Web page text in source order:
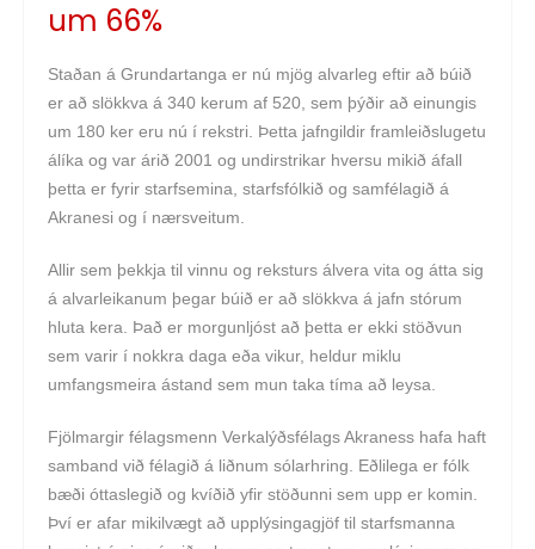
um 66%
Staðan á Grundartanga er nú mjög alvarleg eftir að búið
er að slökkva á 340 kerum af 520, sem þýðir að einungis
um 180 ker eru nú í rekstri. Þetta jafngildir framleiðslugetu
álíka og var árið 2001 og undirstrikar hversu mikið áfall
þetta er fyrir starfsemina, starfsfólkið og samfélagið á
Akranesi og í nærsveitum.
Allir sem þekkja til vinnu og reksturs álvera vita og átta sig
á alvarleikanum þegar búið er að slökkva á jafn stórum
hluta kera. Það er morgunljóst að þetta er ekki stöðvun
sem varir í nokkra daga eða vikur, heldur miklu
umfangsmeira ástand sem mun taka tíma að leysa.
Fjölmargir félagsmenn Verkalýðsfélags Akraness hafa haft
samband við félagið á liðnum sólarhring. Eðlilega er fólk
bæði óttaslegið og kvíðið yfir stöðunni sem upp er komin.
Því er afar mikilvægt að upplýsingagjöf til starfsmanna